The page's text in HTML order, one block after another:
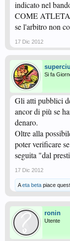
indicato nel
COME
se l'arbitro non
17 Dic 2012
Si fa
Gli atti pubblici
ancor di più se
denaro.
Oltre alla
poter verificare
seguita "dal
17 Dic 2012
Aeta beta piace
ronin
Utente